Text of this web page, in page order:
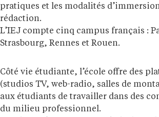
pratiques et les modalités
rédaction.
L’IEJ compte cinq campus français :
Strasbourg, Rennes et Rouen.
Côté vie étudiante, l’école offre des
(studios TV, web-radio, salles de
aux étudiants de travailler dans des
du milieu professionnel.